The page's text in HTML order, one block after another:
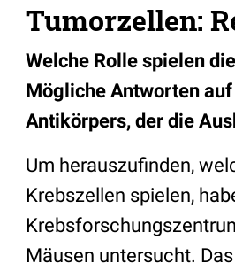
Tumorzellen:
Welche Rolle spielen
Mögliche Antworten
Antikörpers, der die
Um herauszufinden,
Krebszellen spielen,
Mäusen untersucht.